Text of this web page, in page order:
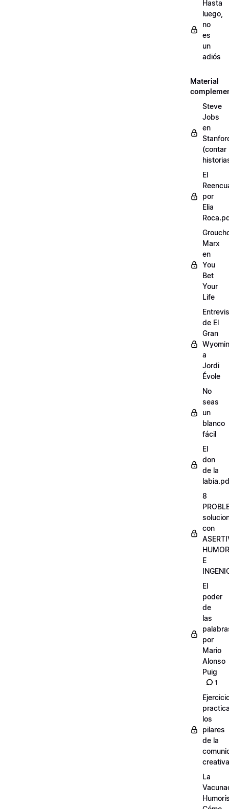
Hasta
luego,
no
es
un
adiós
Material
Steve
Jobs
en
(contar
El
por
Elia
Marx
en
You
Bet
Your
Life
de El
Gran
a
Jordi
Évole
No
seas
un
blanco
fácil
El
don
de la
8
con
HUMOR
E
El
poder
de
las
por
Mario
Alonso
Puig
1
los
pilares
de la
creativa
La